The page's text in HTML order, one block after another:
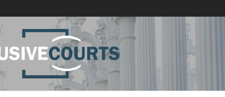
Igualdade e diferença cultural na prática judicial portuguesa